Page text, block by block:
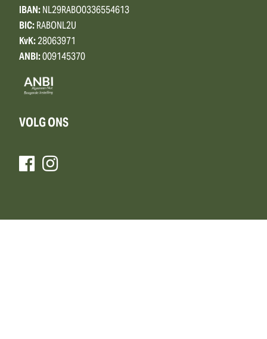
IBAN:NL29RABO0336554613
BIC:RABONL2U
KvK:28063971
ANBI:009145370
VOLG ONS